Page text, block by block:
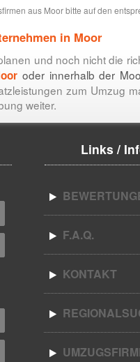
aus Moor bitte auf den
in Moor
und noch nicht die
oder innerhalb der
zum Umzug
weiter.
Links /
F.A.Q.
KONTAKT